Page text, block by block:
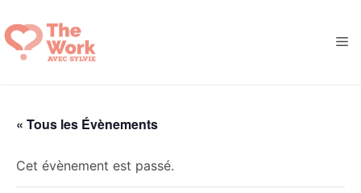
au
contenu
« Tous les Évènements
Cet évènement est passé.